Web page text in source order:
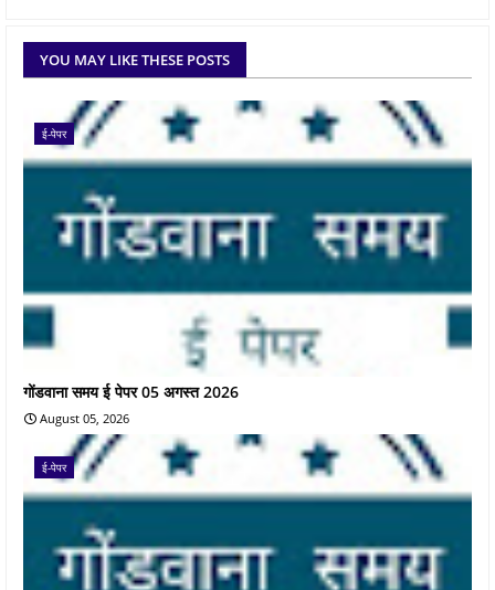
YOU MAY LIKE THESE POSTS
ई-पेपर
गोंडवाना समय ई पेपर 05 अगस्त 2026
August 05, 2026
ई-पेपर